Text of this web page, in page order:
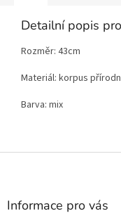
Detailní popis
Rozměr: 43cm
Materiál: korpus
Barva: mix
Z
Informace pro vás